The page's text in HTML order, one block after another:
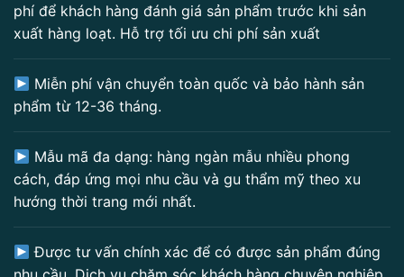
phí để khách hàng đánh giá sản phẩm trước khi sản
xuất hàng loạt. Hỗ trợ tối ưu chi phí sản xuất
Miễn phí vận chuyển toàn quốc và bảo hành sản
phẩm từ 12-36 tháng.
Mẫu mã đa dạng: hàng ngàn mẫu nhiều phong
cách, đáp ứng mọi nhu cầu và gu thẩm mỹ theo xu
hướng thời trang mới nhất.
Được tư vấn chính xác để có được sản phẩm đúng